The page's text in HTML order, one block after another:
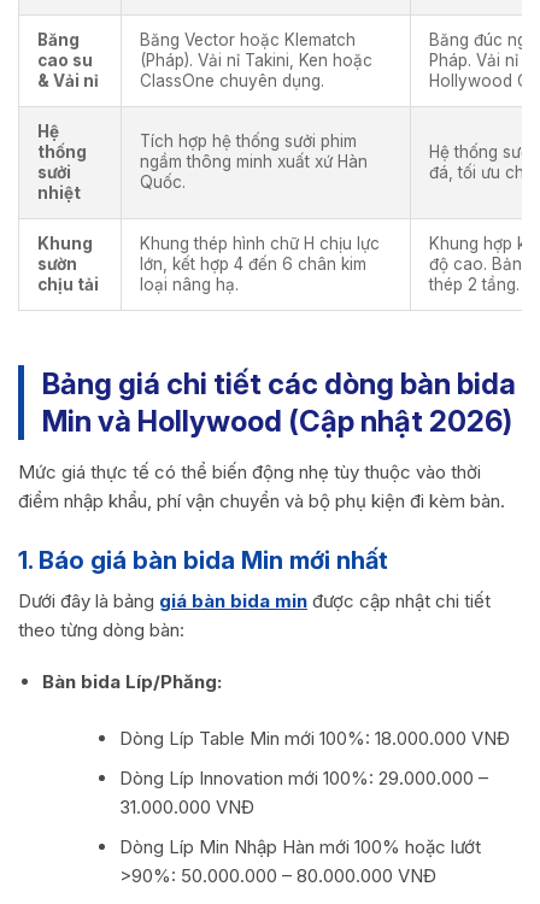
Băng
cao su
& Vải nỉ
Băng Vector hoặc Klematch
(Pháp). Vải nỉ Takini, Ken hoặc
ClassOne chuyên dụng.
Băng đúc
Pháp. Vải nỉ
Hollywood
Hệ
thống
sưởi
nhiệt
Tích hợp hệ thống sưởi phim
ngầm thông minh xuất xứ Hàn
Quốc.
Hệ thống
đá, tối ưu cho
Khung
sườn
chịu tải
Khung thép hình chữ H chịu lực
lớn, kết hợp 4 đến 6 chân kim
loại nâng hạ.
Khung hợp
độ cao. Bản
thép 2 tầng.
Bảng giá chi tiết các dòng bàn bida
Min và Hollywood (Cập nhật 2026)
Mức giá thực tế có thể biến động nhẹ tùy thuộc vào thời
điểm nhập khẩu, phí vận chuyển và bộ phụ kiện đi kèm bàn.
1. Báo giá bàn bida Min mới nhất
Dưới đây là bảng giá bàn bida min được cập nhật chi tiết
theo từng dòng bàn:
Bàn bida Líp/Phăng:
Dòng Líp Table Min mới 100%: 18.000.000 VNĐ
Dòng Líp Innovation mới 100%: 29.000.000 –
31.000.000 VNĐ
Dòng Líp Min Nhập Hàn mới 100% hoặc lướt
>90%: 50.000.000 – 80.000.000 VNĐ